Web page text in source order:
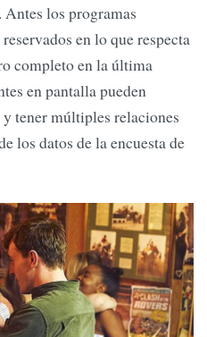
los programas
en lo que respecta
completo en la última
en pantalla pueden
tener múltiples relaciones
los datos de la encuesta de